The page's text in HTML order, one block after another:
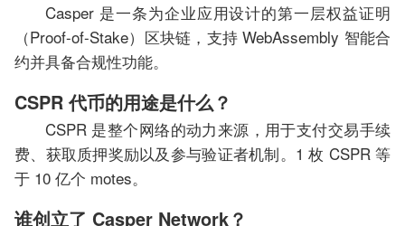
Casper 是一条为企业应用设计的第一层权益证明
（Proof-of-Stake）区块链，支持 WebAssembly 智能合
约并具备合规性功能。
CSPR 代币的用途是什么？
CSPR 是整个网络的动力来源，用于支付交易手续
费、获取质押奖励以及参与验证者机制。1 枚 CSPR 等
于 10 亿个 motes。
谁创立了 Casper Network？